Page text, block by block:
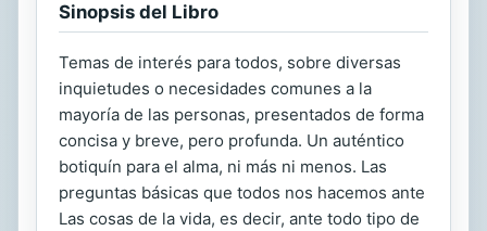
Sinopsis del Libro
Temas de interés para todos, sobre diversas
inquietudes o necesidades comunes a la
mayoría de las personas, presentados de forma
concisa y breve, pero profunda. Un auténtico
botiquín para el alma, ni más ni menos. Las
preguntas básicas que todos nos hacemos ante
Las cosas de la vida, es decir, ante todo tipo de